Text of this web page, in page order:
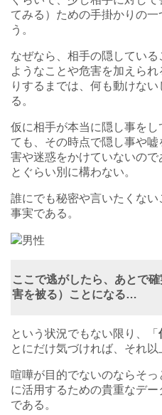
てみる）ための手掛かりの
う。
なぜなら、相手の隠してい
ようなことや危害を加えら
りするまでは、何も動けな
る。
仮に相手が本当に隠し事を
ても、その時点で隠し事や
害や迷惑をかけていないの
とぐらい別に構わない。
誰にでも秘密や言いたくな
事実である。
男性
ここで逃がしたら、あとで
害を被る）ことになる…
という状況でもない限り、「
とにだけ気づければ、それ以
喧嘩が目的でないのならそ
に活用するための貴重なデ
である。